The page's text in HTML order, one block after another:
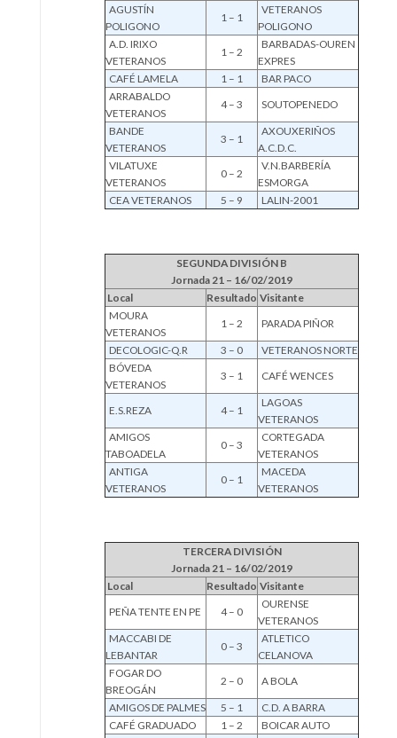
AGUSTÍN
POLIGONO
1 – 1
VETERANOS
POLIGONO
A.D. IRIXO
VETERANOS
1 – 2
BARBADAS-OUREN
EXPRES
CAFÉ LAMELA
1 – 1
BAR PACO
ARRABALDO
VETERANOS
4 – 3
SOUTOPENEDO
BANDE
VETERANOS
3 – 1
AXOUXERIÑOS
A.C.D.C.
VILATUXE
VETERANOS
0 – 2
V.N.BARBERÍA
ESMORGA
CEA VETERANOS
5 – 9 LALIN-2001
SEGUNDA DIVISIÓN B
Jornada 21 – 16/02/2019
Local
Resultado Visitante
MOURA
VETERANOS
1 – 2
PARADA PIÑOR
DECOLOGIC-Q.R
3 – 0
VETERANOS NORTE
BÓVEDA
VETERANOS
3 – 1 CAFÉ WENCES
E.S.REZA 4 – 1
LAGOAS
VETERANOS
AMIGOS
TABOADELA
0 – 3
CORTEGADA
VETERANOS
ANTIGA
VETERANOS
0 – 1
MACEDA
VETERANOS
TERCERA DIVISIÓN
Jornada 21 – 16/02/2019
Local
Resultado Visitante
PEÑA TENTE EN PE
4 – 0
OURENSE
VETERANOS
MACCABI DE
LEBANTAR
0 – 3
ATLETICO
CELANOVA
FOGAR DO
BREOGÁN
2 – 0
A BOLA
AMIGOS DE PALMES
5 – 1
C.D. A BARRA
CAFÉ GRADUADO
1 – 2
BOICAR AUTO